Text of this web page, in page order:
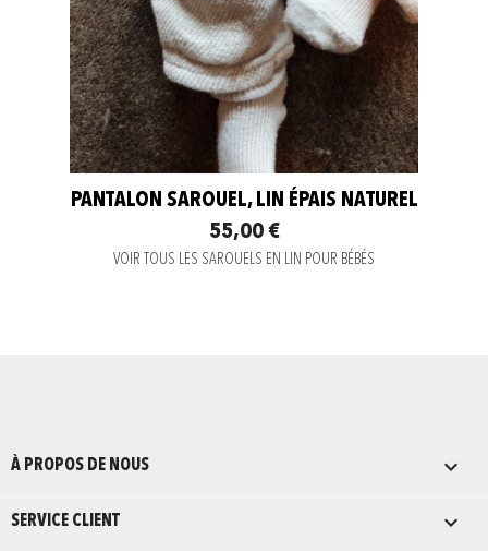
PANTALON SAROUEL, LIN ÉPAIS NATUREL
55,00 €
VOIR TOUS LES SAROUELS EN LIN POUR BÉBÉS
À PROPOS DE NOUS 
SERVICE CLIENT 